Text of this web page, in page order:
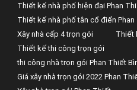
Thiết kế nhà phố hiện đại Phan
Thiết kế nhà phố tân cổ điển
Xây nhà cấp 4 trọn gói
Thiết
Thiết kế thi công trọn gói
thi công nhà trọn gói Phan Thiết
Giá xây nhà trọn gói 2022 Phan